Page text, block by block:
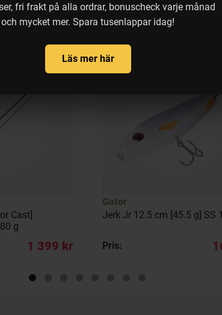
fri frakt på alla ordrar, bonuscheck varje månad
och mycket mer. Spara tusenlappar idag!
Läs mer här
Cast]
g
1 399 kr
Gator
Jerk Jr 12.5 cm [45.5 g] SS
Pris: